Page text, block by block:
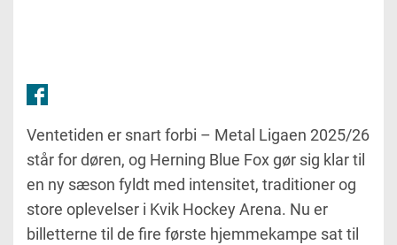
Ventetiden er snart forbi – Metal Ligaen 2025/26
står for døren, og Herning Blue Fox gør sig klar til
en ny sæson fyldt med intensitet, traditioner og
store oplevelser i Kvik Hockey Arena. Nu er
billetterne til de fire første hjemmekampe sat til